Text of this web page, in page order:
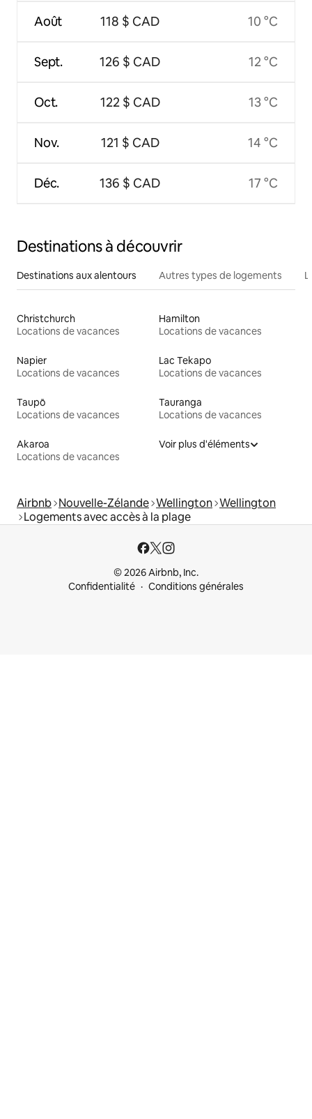
Août
Sept.
Oct.
Nov.
Déc.
118 $ CAD
126 $ CAD
122 $ CAD
121 $ CAD
136 $ CAD
10 °C
12 °C
13 °C
14 °C
17 °C
Destinations à découvrir
Destinations aux alentours Autres types de logements
Christchurch
Locations de vacances
Hamilton
Locations de vacances
Napier
Locations de vacances
Lac Tekapo
Locations de vacances
Taupō
Locations de vacances
Tauranga
Locations de vacances
Akaroa
Locations de vacances
Voir plus d'éléments
Airbnb Nouvelle-Zélande Wellington Wellington
Logements avec accès à la plage
© 2026 Airbnb, Inc.
Confidentialité
Conditions générales